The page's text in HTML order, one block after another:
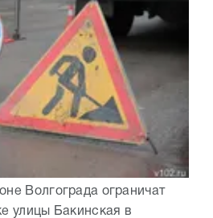
Волгограда ограничат
улицы Бакинская в